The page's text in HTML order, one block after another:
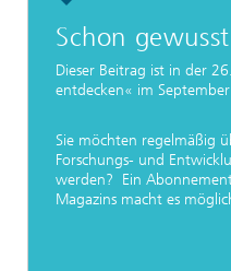
Schon
Dieser Beitrag ist in der
entdecken« im
Sie möchten regelmäßig
Forschungs- und
werden? Ein
Magazins macht es